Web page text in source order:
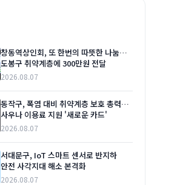
창동역상인회, 또 한번의 따뜻한 나눔…
도봉구 취약계층에 300만원 전달
2026.08.07
동작구, 폭염 대비 취약계층 보호 총력…
사우나 이용료 지원 '새로운 카드'
2026.08.07
서대문구, IoT 스마트 센서로 반지하
안전 사각지대 해소 본격화
2026.08.07